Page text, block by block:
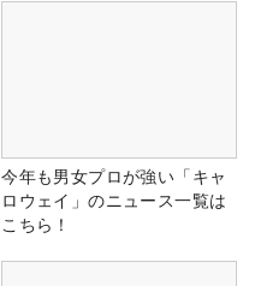
今年も男女プロが強い「キャ
ロウェイ」のニュース一覧は
こちら！